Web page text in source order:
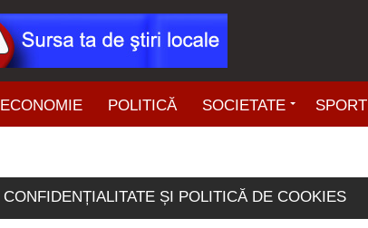
ECONOMIE POLITICĂ SOCIETATE SPORT
CONFIDENȚIALITATE ȘI POLITICĂ DE COOKIES